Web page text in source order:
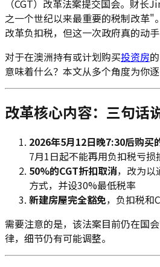
（CGT）改革法案提交国会。财长
之一个世纪以来最重要的税制改革"
改革负扣税，但这一次政府真的动手
对于在澳洲持有或计划购买投资房
意味着什么？本文从多个角度为你逐
改革核心内容：三句话
2026年5月12日晚7:30后购买
7月1日起不能再用负扣税亏损
50%的CGT折扣取消，改为以
方式，并设30%最低税率
新建房屋完全豁免，负扣税和
需要注意的是，该法案目前仍在国
律，细节仍有可能调整。